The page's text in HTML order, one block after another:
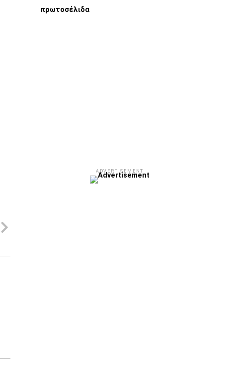
πρωτοσέλιδα
ADVERTISEMENT